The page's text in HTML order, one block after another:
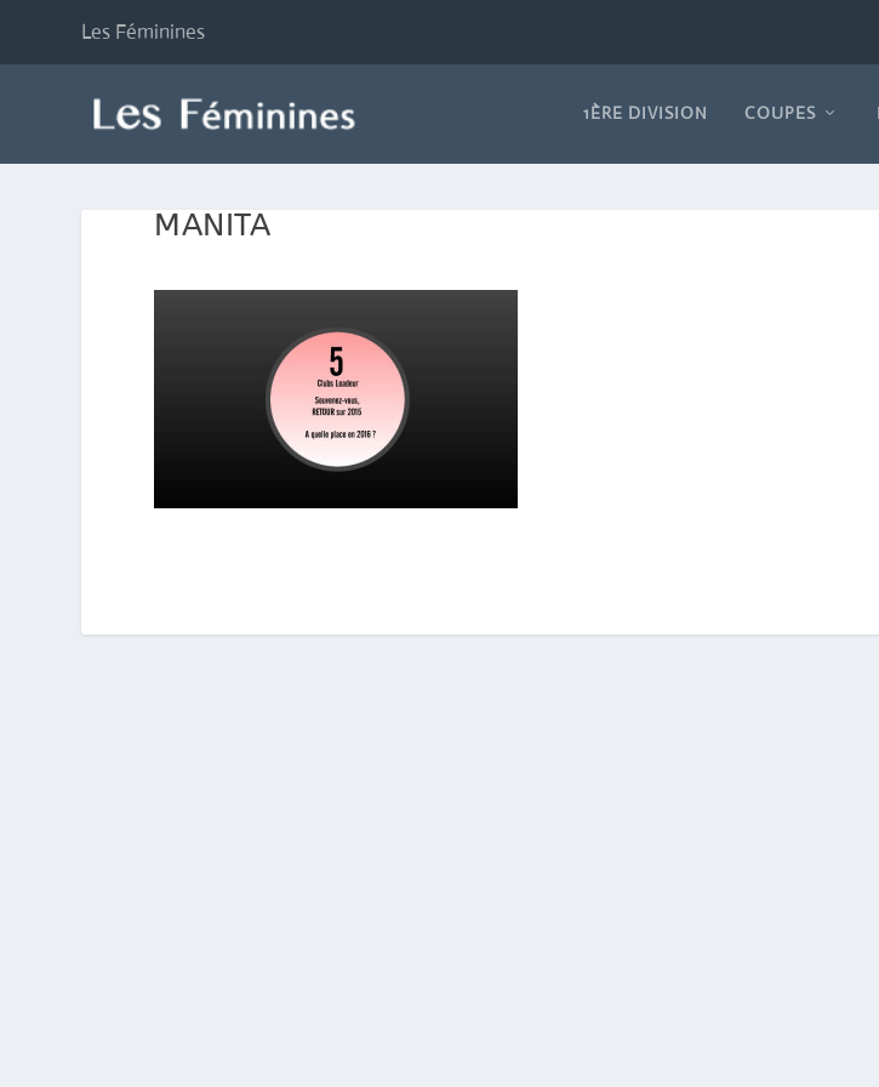
Les Féminines
1ÈRE DIVISION COUPES
MANITA